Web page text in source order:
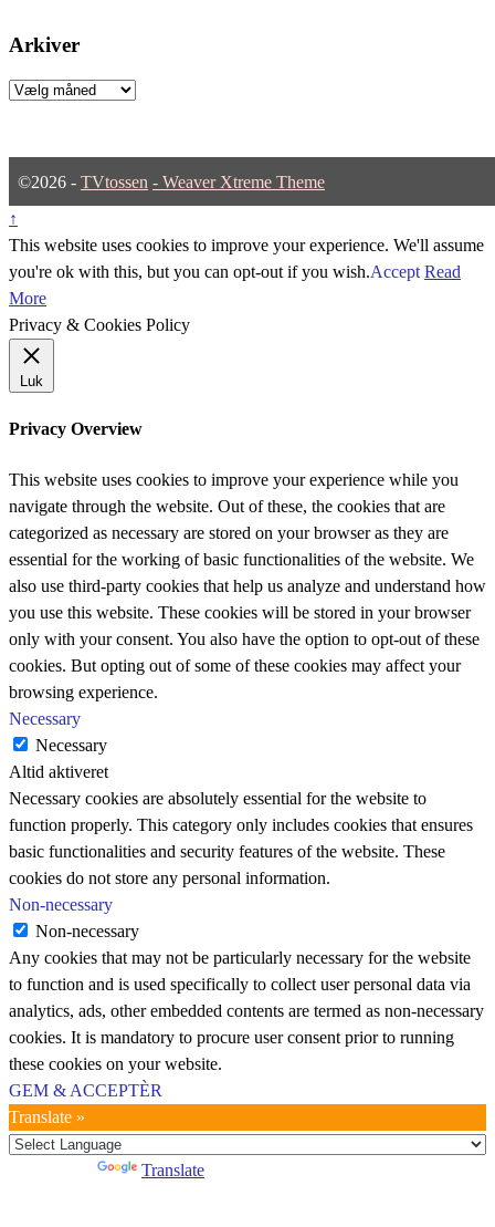
Arkiver
Arkiver
©2026 - TVtossen - Weaver Xtreme Theme
↑
This website uses cookies to improve your experience. We'll assume
you're ok with this, but you can opt-out if you wish.Accept Read
More
Privacy & Cookies Policy
Luk
Privacy Overview
This website uses cookies to improve your experience while you
navigate through the website. Out of these, the cookies that are
categorized as necessary are stored on your browser as they are
essential for the working of basic functionalities of the website. We
also use third-party cookies that help us analyze and understand how
you use this website. These cookies will be stored in your browser
only with your consent. You also have the option to opt-out of these
cookies. But opting out of some of these cookies may affect your
browsing experience.
Necessary
Necessary
Altid aktiveret
Necessary cookies are absolutely essential for the website to
function properly. This category only includes cookies that ensures
basic functionalities and security features of the website. These
cookies do not store any personal information.
Non-necessary
Non-necessary
Any cookies that may not be particularly necessary for the website
to function and is used specifically to collect user personal data via
analytics, ads, other embedded contents are termed as non-necessary
cookies. It is mandatory to procure user consent prior to running
these cookies on your website.
GEM & ACCEPTÈR
Translate »
Translate